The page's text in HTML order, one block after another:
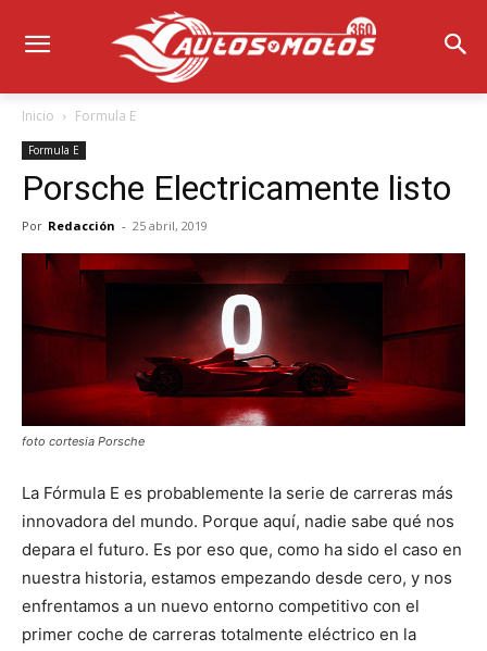
Inicio Formula E
Formula E
Porsche Electricamente listo
Por Redacción - 25 abril, 2019
foto cortesia Porsche
La Fórmula E es probablemente la serie de carreras más
innovadora del mundo. Porque aquí, nadie sabe qué nos
depara el futuro. Es por eso que, como ha sido el caso en
nuestra historia, estamos empezando desde cero, y nos
enfrentamos a un nuevo entorno competitivo con el
primer coche de carreras totalmente eléctrico en la